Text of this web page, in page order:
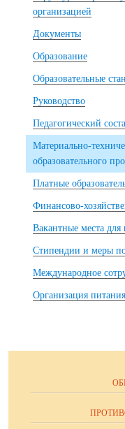
организацией
Документы
Образование
Образовательные
Руководство
Педагогический
Материально-
образовательного
Платные
Финансово-
Вакантные места
Стипендии и меры
Международное
Организация